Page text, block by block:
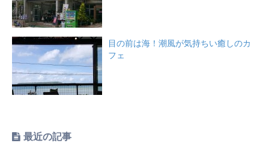
目の前は海！潮風が気持ちい癒しのカ
フェ
最近の記事